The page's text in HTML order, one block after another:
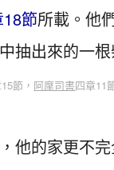
節所載。他
抽出來的一
節， 阿摩司書四章11
他的家更不